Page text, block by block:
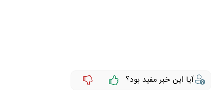
آیا این خبر مفید بود؟